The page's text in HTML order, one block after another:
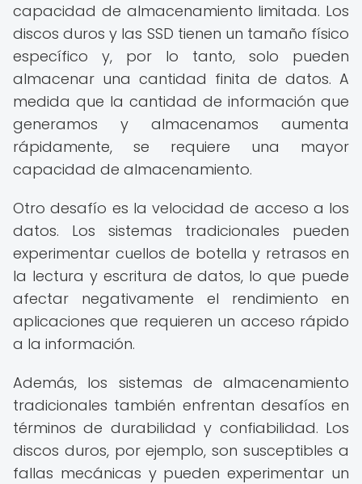
capacidad de almacenamiento limitada. Los
discos duros y las SSD tienen un tamaño físico
específico y, por lo tanto, solo pueden
almacenar una cantidad finita de datos. A
medida que la cantidad de información que
generamos y almacenamos aumenta
rápidamente, se requiere una mayor
capacidad de almacenamiento.
Otro desafío es la velocidad de acceso a los
datos. Los sistemas tradicionales pueden
experimentar cuellos de botella y retrasos en
la lectura y escritura de datos, lo que puede
afectar negativamente el rendimiento en
aplicaciones que requieren un acceso rápido
a la información.
Además, los sistemas de almacenamiento
tradicionales también enfrentan desafíos en
términos de durabilidad y confiabilidad. Los
discos duros, por ejemplo, son susceptibles a
fallas mecánicas y pueden experimentar un